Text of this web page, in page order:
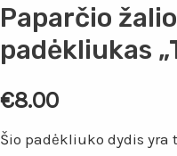
Paparčio
padėkliukas
€8.00
Šio padėkliuko dydis